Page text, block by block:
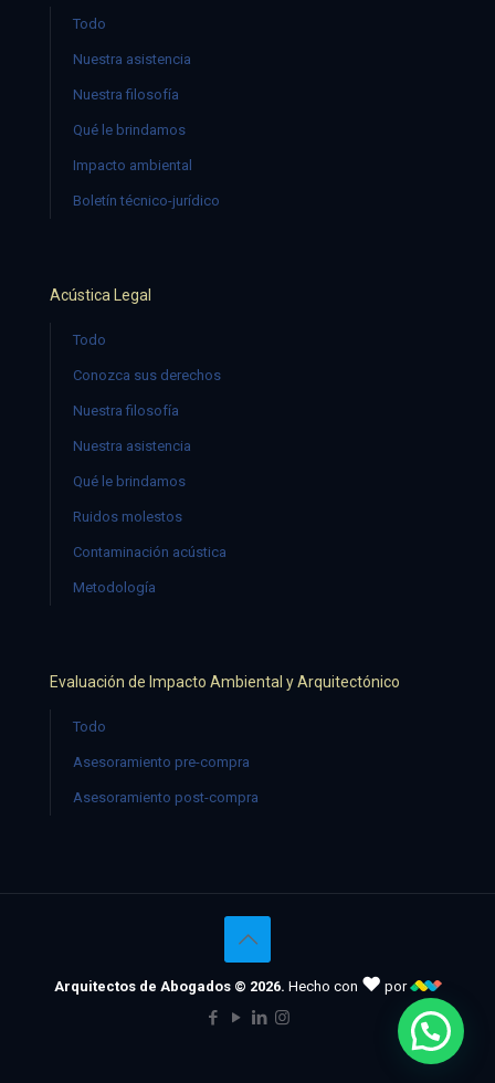
Todo
Nuestra asistencia
Nuestra filosofía
Qué le brindamos
Impacto ambiental
Boletín técnico-jurídico
Acústica Legal
Todo
Conozca sus derechos
Nuestra filosofía
Nuestra asistencia
Qué le brindamos
Ruidos molestos
Contaminación acústica
Metodología
Evaluación de Impacto Ambiental y Arquitectónico
Todo
Asesoramiento pre-compra
Asesoramiento post-compra
Arquitectos de Abogados © 2026. Hecho con ♥ por